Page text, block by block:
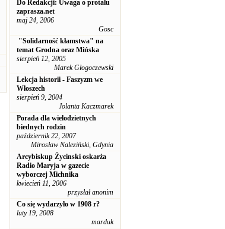
Do Redakcji: Uwaga o protalu
zaprasza.net
maj 24, 2006
Gosc
"Solidarność kłamstwa" na
temat Grodna oraz Mińska
sierpień 12, 2005
Marek Głogoczewski
Lekcja historii - Faszyzm we
Włoszech
sierpień 9, 2004
Jolanta Kaczmarek
Porada dla wielodzietnych
biednych rodzin
październik 22, 2007
Mirosław Naleziński, Gdynia
Arcybiskup Życinski oskarża
Radio Maryja w gazecie
wyborczej Michnika
kwiecień 11, 2006
przysłał anonim
Co się wydarzyło w 1908 r?
luty 19, 2008
marduk